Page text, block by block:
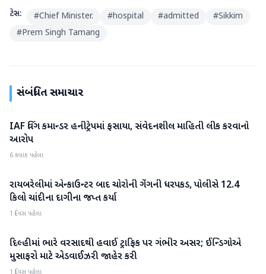
ટેગ્સ: #Chief Minister. #hospital #admitted #Sikkim
#Prem Singh Tamang
સંબંધિત સમાચાર
રાષ્ટ્રીય
IAF વિંગ કમાન્ડર હનીટ્રેપમાં ફસાયા, સંવેદનશીલ માહિતી લીક કરવાનો
આરોપ
6 કલાક પહેલા
રાષ્ટ્રીય
રાયબરેલીમાં એન્કાઉન્ટર બાદ ચોરોની ગેંગની ધરપકડ, પોલીસે 12.4
કિલો ચાંદીના દાગીના જપ્ત કર્યા
1 દિવસ પહેલા
રાષ્ટ્રીય
દિલ્હીમાં ભારે વરસાદથી હવાઈ ટ્રાફિક પર ગંભીર અસર; ઈન્ડિગોએ
મુસાફરો માટે એડવાઈઝરી જાહેર કરી
1 દિવસ પહેલા